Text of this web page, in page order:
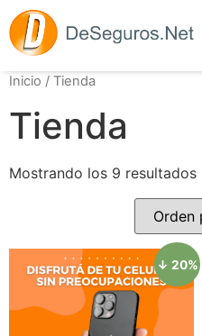
Inicio / Tienda
Tienda
Mostrando los 9 resultados
↓ 20%